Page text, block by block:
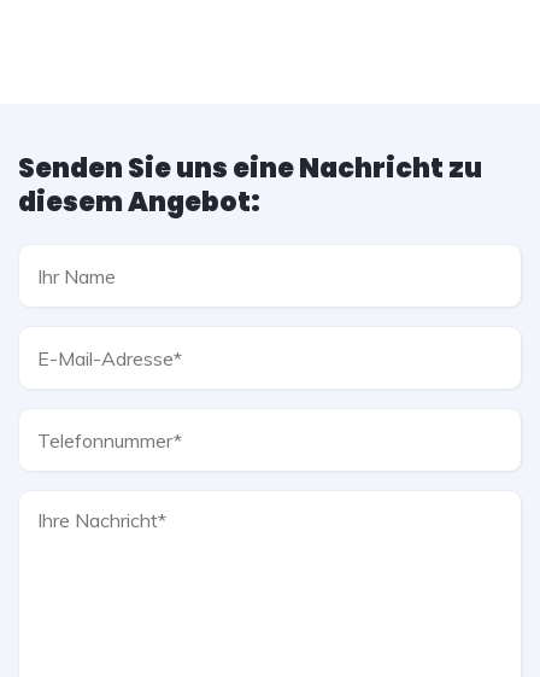
Senden Sie uns eine Nachricht zu
diesem Angebot: